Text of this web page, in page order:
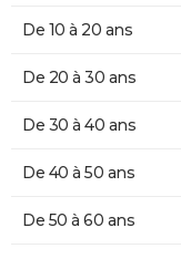
De 10 à 20 ans
De 20 à 30 ans
De 30 à 40 ans
De 40 à 50 ans
De 50 à 60 ans